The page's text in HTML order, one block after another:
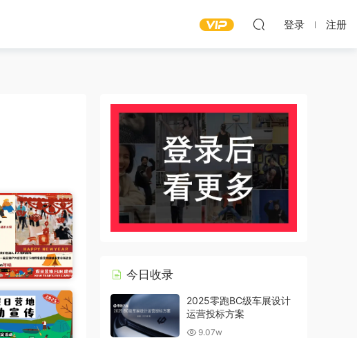
登录 注册
今日收录
2025零跑BC级车展设计
运营投标方案
9.07w